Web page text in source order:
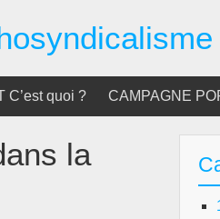
C’est quoi ? CAMPAGNE
la